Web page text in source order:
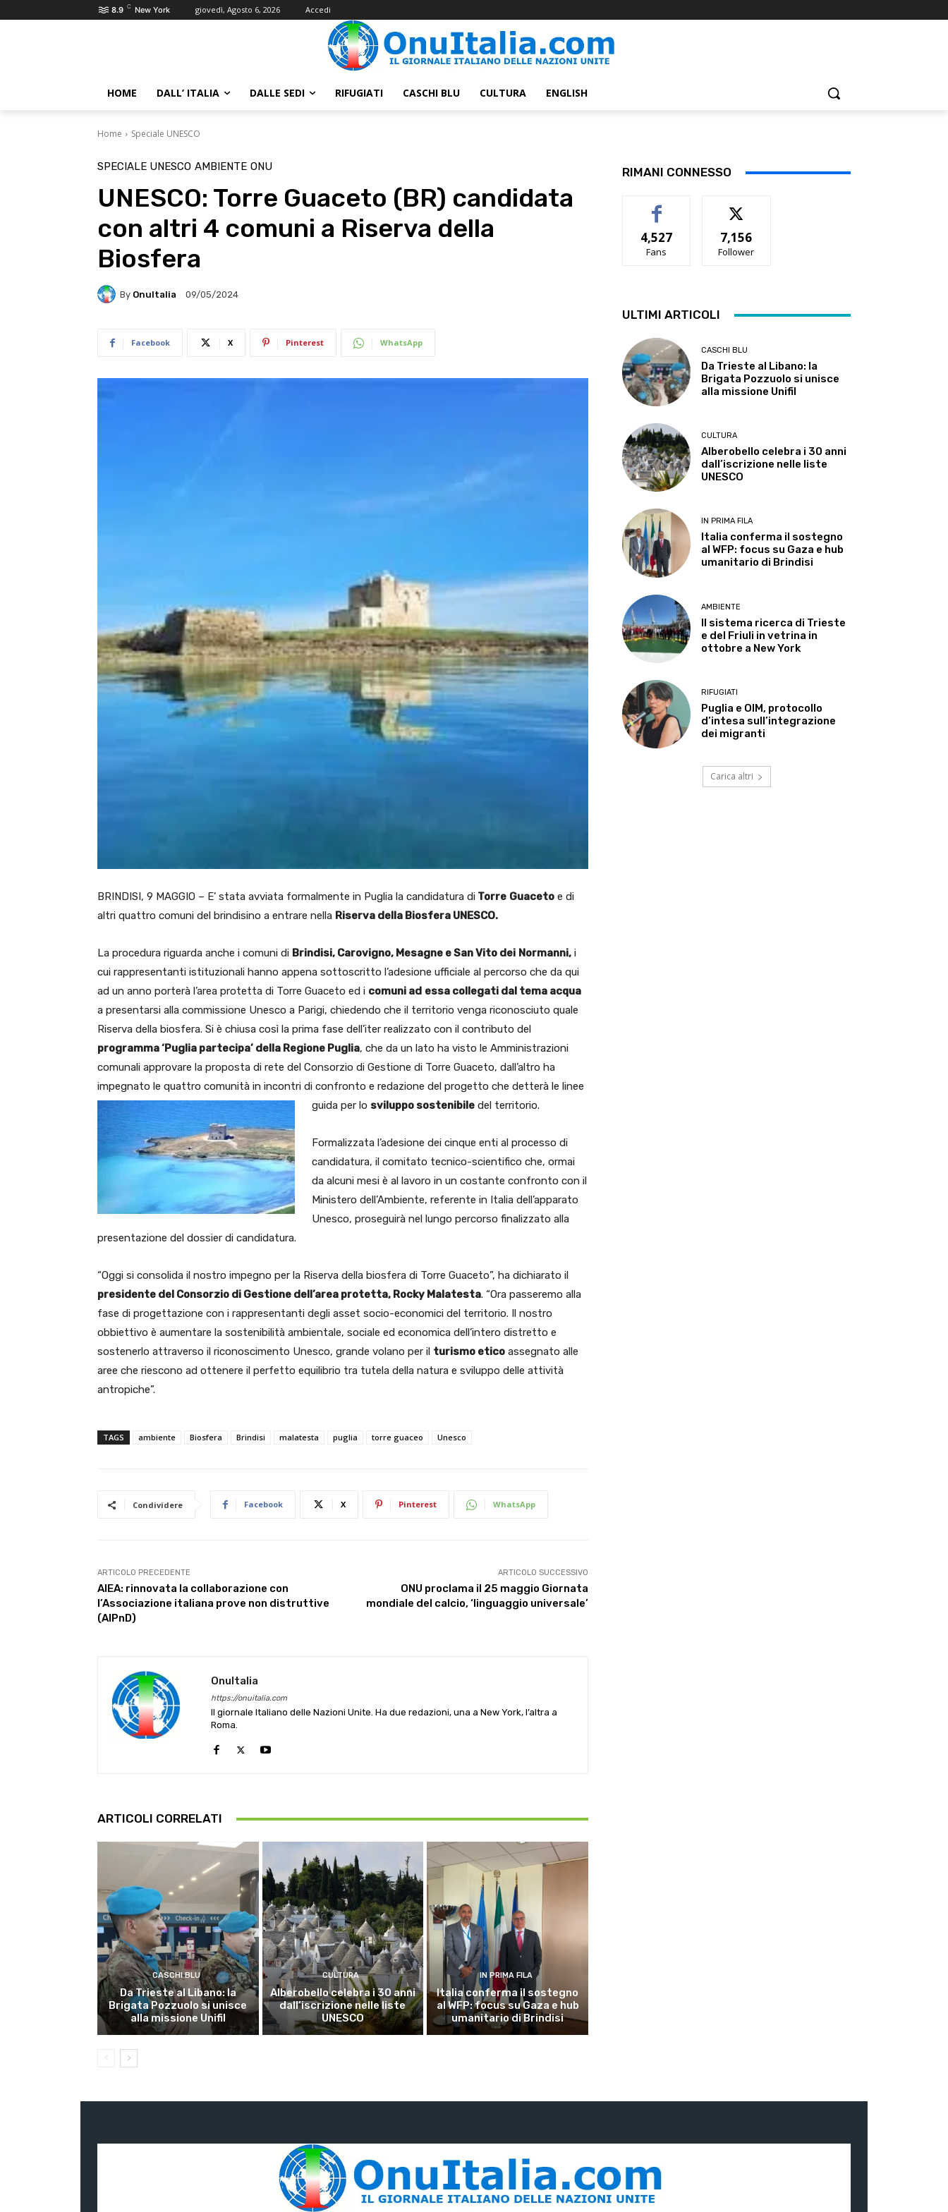
8.9 C New York giovedì, Agosto 6, 2026 Accedi
HOME DALL’ ITALIA DALLE SEDI RIFUGIATI CASCHI BLU CULTURA ENGLISH
Home Speciale UNESCO
SPECIALE UNESCO AMBIENTE ONU
UNESCO: Torre Guaceto (BR) candidata
con altri 4 comuni a Riserva della
Biosfera
By OnuItalia 09/05/2024
Facebook X Pinterest WhatsApp
BRINDISI, 9 MAGGIO – E’ stata avviata formalmente in Puglia la candidatura di Torre Guaceto e di
altri quattro comuni del brindisino a entrare nella Riserva della Biosfera UNESCO.
La procedura riguarda anche i comuni di Brindisi, Carovigno, Mesagne e San Vito dei Normanni, i
cui rappresentanti istituzionali hanno appena sottoscritto l’adesione ufficiale al percorso che da qui
ad un anno porterà l’area protetta di Torre Guaceto ed i comuni ad essa collegati dal tema acqua
a presentarsi alla commissione Unesco a Parigi, chiedendo che il territorio venga riconosciuto quale
Riserva della biosfera. Si è chiusa così la prima fase dell’iter realizzato con il contributo del
programma ‘Puglia partecipa’ della Regione Puglia, che da un lato ha visto le Amministrazioni
comunali approvare la proposta di rete del Consorzio di Gestione di Torre Guaceto, dall’altro ha
impegnato le quattro comunità in incontri di confronto e redazione del progetto che detterà le linee
guida per lo sviluppo sostenibile del territorio.
Formalizzata l’adesione dei cinque enti al processo di
candidatura, il comitato tecnico-scientifico che, ormai
da alcuni mesi è al lavoro in un costante confronto con il
Ministero dell’Ambiente, referente in Italia dell’apparato
Unesco, proseguirà nel lungo percorso finalizzato alla
presentazione del dossier di candidatura.
“Oggi si consolida il nostro impegno per la Riserva della biosfera di Torre Guaceto”, ha dichiarato il
presidente del Consorzio di Gestione dell’area protetta, Rocky Malatesta. “Ora passeremo alla
fase di progettazione con i rappresentanti degli asset socio-economici del territorio. Il nostro
obbiettivo è aumentare la sostenibilità ambientale, sociale ed economica dell’intero distretto e
sostenerlo attraverso il riconoscimento Unesco, grande volano per il turismo etico assegnato alle
aree che riescono ad ottenere il perfetto equilibrio tra tutela della natura e sviluppo delle attività
antropiche”.
TAGS ambiente Biosfera Brindisi malatesta puglia torre guaceo Unesco
Condividere Facebook X Pinterest WhatsApp
ARTICOLO PRECEDENTE
AIEA: rinnovata la collaborazione con
l’Associazione italiana prove non distruttive
(AIPnD)
ARTICOLO SUCCESSIVO
ONU proclama il 25 maggio Giornata
mondiale del calcio, ‘linguaggio universale’
OnuItalia
https://onuitalia.com
Il giornale Italiano delle Nazioni Unite. Ha due redazioni, una a New York, l’altra a
Roma.
ARTICOLI CORRELATI
CASCHI BLU
Da Trieste al Libano: la
Brigata Pozzuolo si unisce
alla missione Unifil
CULTURA
Alberobello celebra i 30 anni
dall’iscrizione nelle liste
UNESCO
IN PRIMA FILA
Italia conferma il sostegno
al WFP: focus su Gaza e hub
umanitario di Brindisi
RIMANI CONNESSO
4,527
Fans
7,156
Follower
ULTIMI ARTICOLI
CASCHI BLU
Da Trieste al Libano: la
Brigata Pozzuolo si unisce
alla missione Unifil
CULTURA
Alberobello celebra i 30 anni
dall’iscrizione nelle liste
UNESCO
IN PRIMA FILA
Italia conferma il sostegno
al WFP: focus su Gaza e hub
umanitario di Brindisi
AMBIENTE
Il sistema ricerca di Trieste
e del Friuli in vetrina in
ottobre a New York
RIFUGIATI
Puglia e OIM, protocollo
d’intesa sull’integrazione
dei migranti
Carica altri